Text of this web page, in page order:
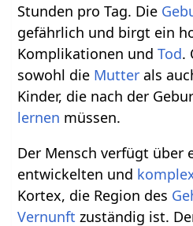
Stunden pro Tag. Die
gefährlich und birgt ein
Komplikationen undTod.
sowohl die Mutter als
Kinder, die nach der
lernen müssen.
Der Mensch verfügt über
entwickelten und
Kortex, die Region des
Vernunft zuständig ist.